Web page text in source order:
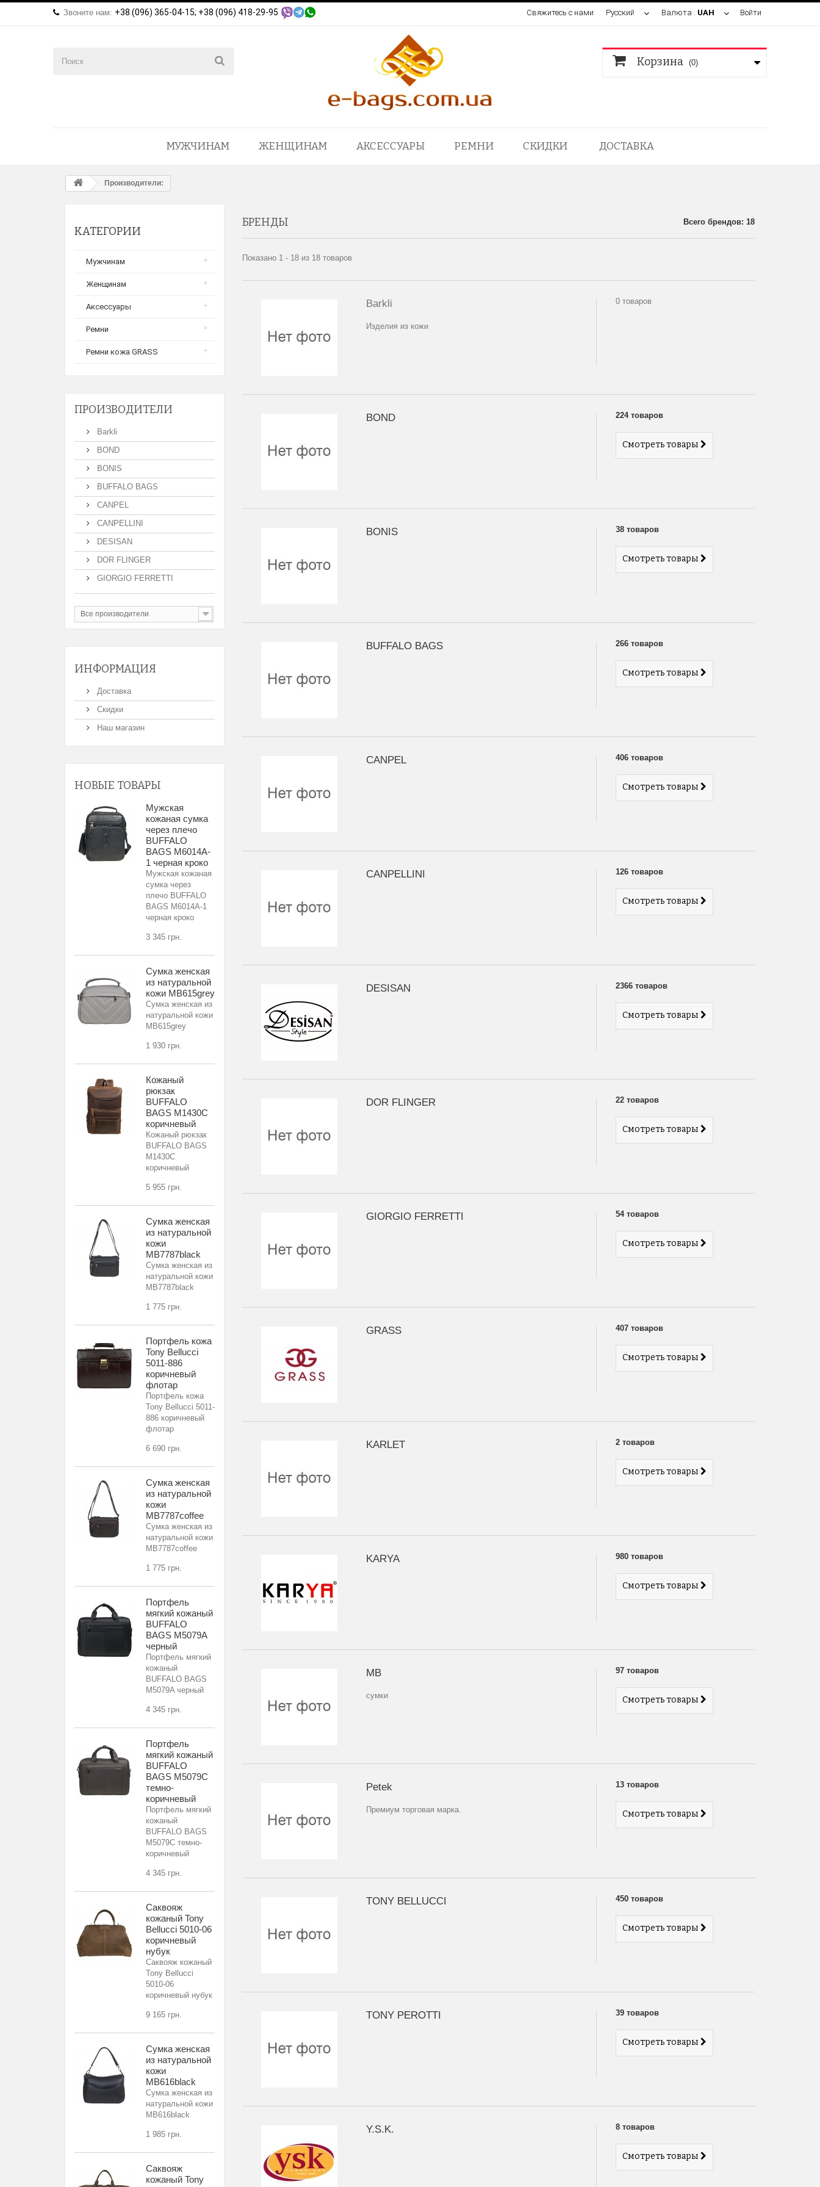
Войти
Валюта : UAH
Русский
Свяжитесь с нами
Звоните нам: +38 (096) 365-04-15; +38 (096) 418-29-95
Корзина (0)
МУЖЧИНАМ ЖЕНЩИНАМ АКСЕССУАРЫ РЕМНИ СКИДКИ ДОСТАВКА
Производители:
КАТЕГОРИИ
Мужчинам
Женщинам
Аксессуары
Ремни
Ремни кожа GRASS
ПРОИЗВОДИТЕЛИ
Barkli
BOND
BONIS
BUFFALO BAGS
CANPEL
CANPELLINI
DESISAN
DOR FLINGER
GIORGIO FERRETTI
Все производители
ИНФОРМАЦИЯ
Доставка
Скидки
Наш магазин
НОВЫЕ ТОВАРЫ
Мужская
кожаная сумка
через плечо
BUFFALO
BAGS M6014A-
1 черная кроко
Мужская кожаная
сумка через
плечо BUFFALO
BAGS M6014A-1
черная кроко
3 345 грн.
Сумка женская
из натуральной
кожи MB615grey
Сумка женская из
натуральной кожи
MB615grey
1 930 грн.
Кожаный
рюкзак
BUFFALO
BAGS M1430С
коричневый
Кожаный рюкзак
BUFFALO BAGS
M1430С
коричневый
5 955 грн.
Сумка женская
из натуральной
кожи
MB7787black
Сумка женская из
натуральной кожи
MB7787black
1 775 грн.
Портфель кожа
Tony Bellucci
5011-886
коричневый
флотар
Портфель кожа
Tony Bellucci 5011-
886 коричневый
флотар
6 690 грн.
Сумка женская
из натуральной
кожи
MB7787coffee
Сумка женская из
натуральной кожи
MB7787coffee
1 775 грн.
Портфель
мягкий кожаный
BUFFALO
BAGS M5079A
черный
Портфель мягкий
кожаный
BUFFALO BAGS
M5079A черный
4 345 грн.
Портфель
мягкий кожаный
BUFFALO
BAGS M5079C
темно-
коричневый
Портфель мягкий
кожаный
BUFFALO BAGS
M5079C темно-
коричневый
4 345 грн.
Саквояж
кожаный Tony
Bellucci 5010-06
коричневый
нубук
Саквояж кожаный
Tony Bellucci
5010-06
коричневый нубук
9 165 грн.
Сумка женская
из натуральной
кожи
MB616black
Сумка женская из
натуральной кожи
MB616black
1 985 грн.
Саквояж
кожаный Tony
БРЕНДЫ Всего брендов: 18
Показано 1 - 18 из 18 товаров
Barkli
Изделия из кожи
0 товаров
BOND 224 товаров
Смотреть товары
BONIS 38 товаров
Смотреть товары
BUFFALO BAGS 266 товаров
Смотреть товары
CANPEL 406 товаров
Смотреть товары
CANPELLINI 126 товаров
Смотреть товары
DESISAN 2366 товаров
Смотреть товары
DOR FLINGER 22 товаров
Смотреть товары
GIORGIO FERRETTI 54 товаров
Смотреть товары
GRASS 407 товаров
Смотреть товары
KARLET 2 товаров
Смотреть товары
KARYA 980 товаров
Смотреть товары
MB
сумки
97 товаров
Смотреть товары
Petek
Премиум торговая марка.
13 товаров
Смотреть товары
TONY BELLUCCI 450 товаров
Смотреть товары
TONY PEROTTI 39 товаров
Смотреть товары
Y.S.K. 8 товаров
Смотреть товары